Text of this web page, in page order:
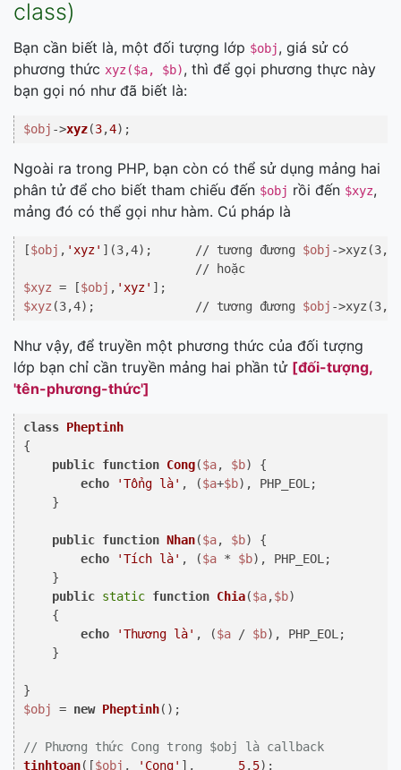
class)
Bạn cần biết là, một đối tượng lớp $obj, giá sử có
phương thức xyz($a, $b), thì để gọi phương thực này
bạn gọi nó như đã biết là:
$obj ->xyz(3,4);
Ngoài ra trong PHP, bạn còn có thể sử dụng mảng hai
phân tử để cho biết tham chiếu đến $obj rồi đến $xyz,
mảng đó có thể gọi như hàm. Cú pháp là
[$obj , 'xyz' ](3,4);      // tương đương $obj -
$xyz = [$obj , 'xyz'
$xyz (3,4);              // tương đương $obj
Như vậy, để truyền một phương thức của đối tượng
lớp bạn chỉ cần truyền mảng hai phần tử [đối-tượng,
'tên-phương-thức']
class Pheptinh
{
public function Cong($a, $b) {
echo
'Tổng là' , ($a+$b), PHP_EOL;
    }
public function Nhan($a, $b) {
echo
'Tích là' , ($a * $b), PHP_EOL;
    }
public static function Chia($a,$b)
{
echo
'Thương là' , ($a / $b), PHP_EOL;
    }
$obj
= new Pheptinh();
// Phương thức Cong trong $obj là callback
tinhtoan([$obj , 'Cong' ], 5,5);